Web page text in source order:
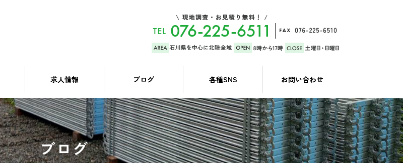
求人情報 ブログ 各種SNS お問い合わせ
ブログ